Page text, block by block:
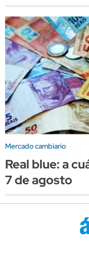
Mercado cambiario
Real blue: a
7 de agosto